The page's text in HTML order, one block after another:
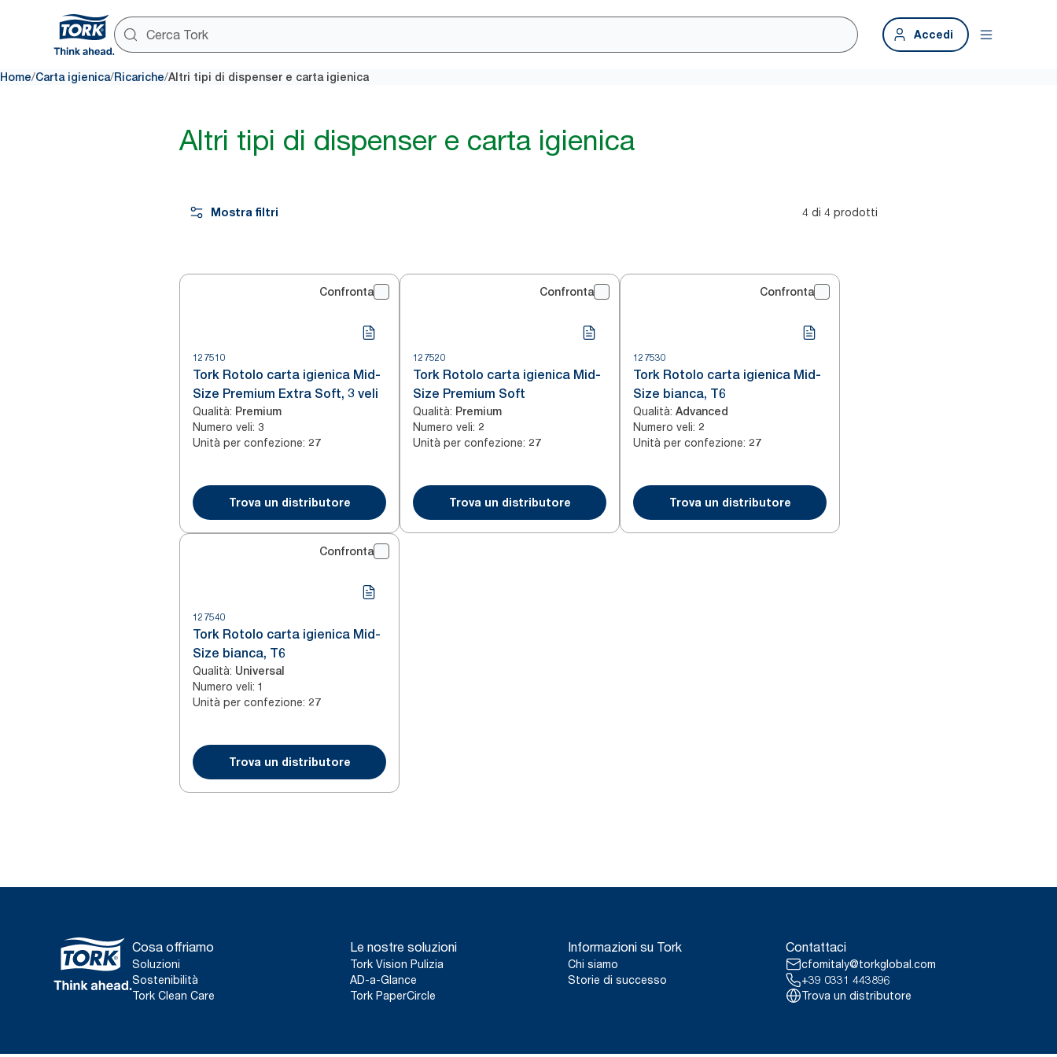
Accedi
Home/Carta igienica/Ricariche/Altri tipi di dispenser e carta igienica
Altri tipi di dispenser e carta igienica
Mostra filtri 4 di 4 prodotti
Confronta
127510
Tork Rotolo carta igienica Mid-
Size Premium Extra Soft, 3 veli
Qualità: Premium
Numero veli: 3
Unità per confezione: 27
Trova un distributore
Confronta
127520
Tork Rotolo carta igienica Mid-
Size Premium Soft
Qualità: Premium
Numero veli: 2
Unità per confezione: 27
Trova un distributore
Confronta
127530
Tork Rotolo carta igienica Mid-
Size bianca, T6
Qualità: Advanced
Numero veli: 2
Unità per confezione: 27
Trova un distributore
Confronta
127540
Tork Rotolo carta igienica Mid-
Size bianca, T6
Qualità: Universal
Numero veli: 1
Unità per confezione: 27
Trova un distributore
Cosa offriamo
Soluzioni
Sostenibilità
Tork Clean Care
Le nostre soluzioni
Tork Vision Pulizia
AD-a-Glance
Tork PaperCircle
Informazioni su Tork
Chi siamo
Storie di successo
Contattaci
cfomitaly@torkglobal.com
+39 0331 443896
Trova un distributore